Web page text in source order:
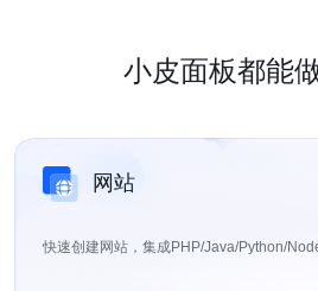
小皮面板都能
网站
快速创建网站，集成PHP/Java/Python/